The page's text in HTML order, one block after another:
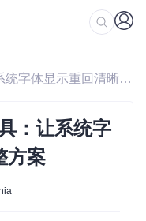
/ Windows字体修复工具：让系统字体显示重回清晰的完整方案
：让系统字
方案